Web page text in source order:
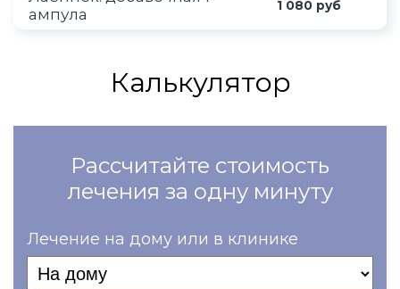
ампула
1 080 руб
Калькулятор
Рассчитайте стоимость
лечения за одну минуту
Лечение на дому или в клинике